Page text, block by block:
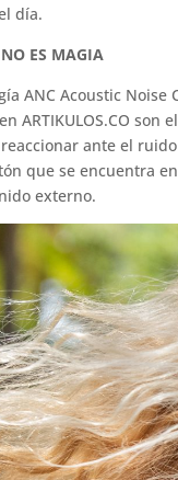
día.
ES MAGIA
ANC Acoustic
ARTIKULOS.CO
ante el
que se encuentra
externo.